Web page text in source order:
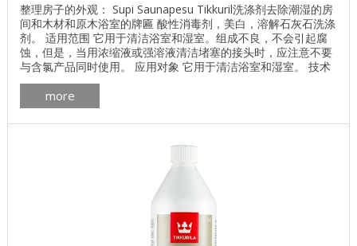
整理房子的外观： Supi Saunapesu Tikkuril洗涤剂去除潮湿的房
间和木材和原木浴室的牌匾 酸性消毒剂，美白，溶解石灰石洗涤
剂。 适用范围 它用于清洁浴室和湿室。组成不良，不会引起腐
蚀，但是，当用浓缩液或强溶液清洁堵塞的接头时，应注意不要
与含氯产品同时使用。 应用对象 它用于清洁浴室和湿室。 技术
数据 塔拉 0.5升，1升 溶剂 水 混合比例 根据被清洁表面的污
染，将0.1-0.2升产品加入5升水中。 申请方法 用海绵或刷子涂
抹。 密度 1.03千克/升。 存储 防止霜冻。 ...
more